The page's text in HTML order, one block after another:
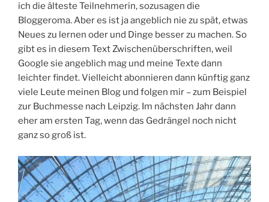
ich die älteste Teilnehmerin, sozusagen die
Bloggeroma. Aber es ist ja angeblich nie zu spät, etwas
Neues zu lernen oder und Dinge besser zu machen. So
gibt es in diesem Text Zwischenüberschriften, weil
Google sie angeblich mag und meine Texte dann
leichter findet. Vielleicht abonnieren dann künftig ganz
viele Leute meinen Blog und folgen mir – zum Beispiel
zur Buchmesse nach Leipzig. Im nächsten Jahr dann
eher am ersten Tag, wenn das Gedrängel noch nicht
ganz so groß ist.